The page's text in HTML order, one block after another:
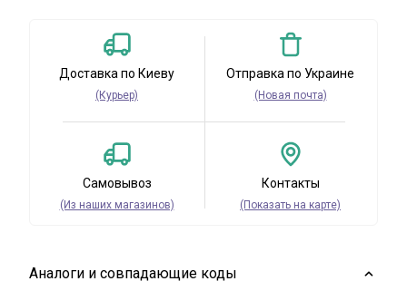
Доставка по Киеву
(Курьер)
Отправка по Украине
(Новая почта)
Самовывоз
(Из наших магазинов)
Контакты
(Показать на карте)
Аналоги и совпадающие коды